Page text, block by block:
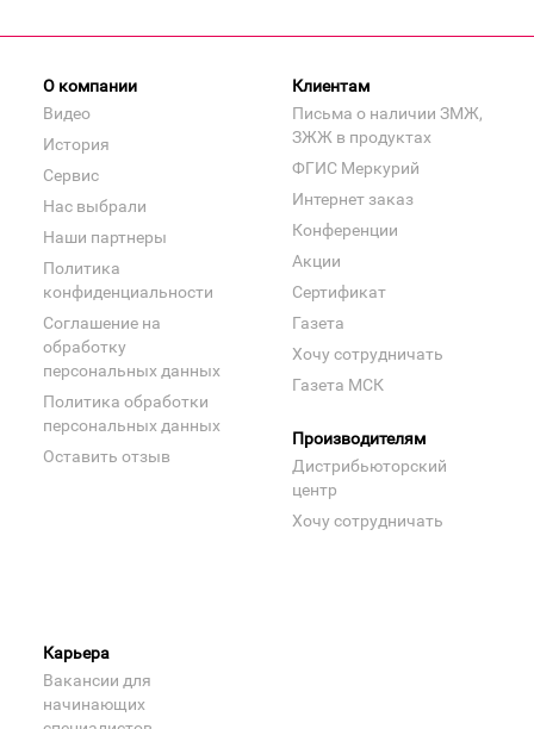
О компании
Видео
История
Сервис
Нас выбрали
Наши партнеры
Политика
конфиденциальности
Соглашение на
обработку
персональных данных
Политика обработки
персональных данных
Оставить отзыв
Клиентам
Письма о наличии ЗМЖ,
ЗЖЖ в продуктах
ФГИС Меркурий
Интернет заказ
Конференции
Акции
Сертификат
Газета
Хочу сотрудничать
Газета МСК
Производителям
Дистрибьюторский
центр
Хочу сотрудничать
Карьера
Вакансии для
начинающих